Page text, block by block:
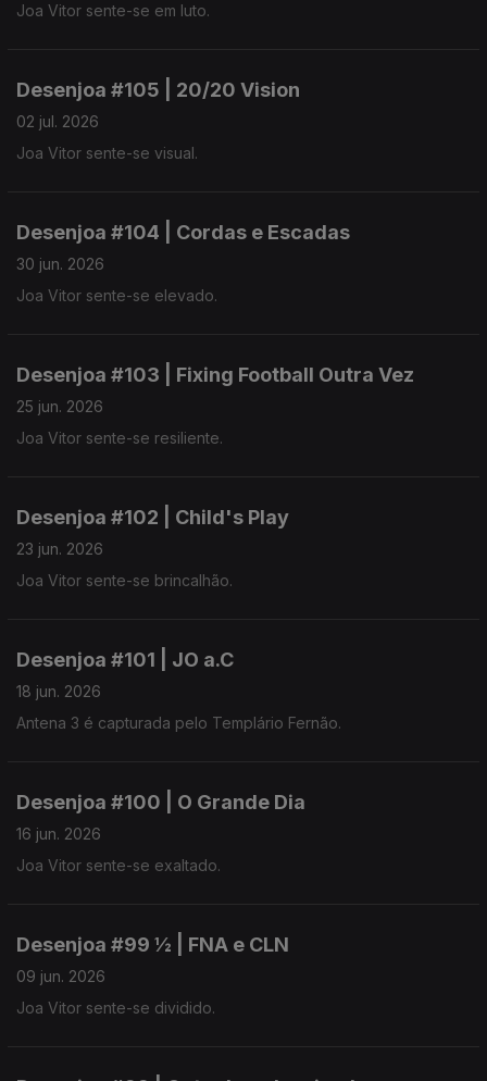
Joa Vitor sente-se em luto.
Desenjoa #105 | 20/20 Vision
02 jul. 2026
Joa Vitor sente-se visual.
Desenjoa #104 | Cordas e Escadas
30 jun. 2026
Joa Vitor sente-se elevado.
Desenjoa #103 | Fixing Football Outra Vez
25 jun. 2026
Joa Vitor sente-se resiliente.
Desenjoa #102 | Child's Play
23 jun. 2026
Joa Vitor sente-se brincalhão.
Desenjoa #101 | JO a.C
18 jun. 2026
Antena 3 é capturada pelo Templário Fernão.
Desenjoa #100 | O Grande Dia
16 jun. 2026
Joa Vitor sente-se exaltado.
Desenjoa #99 ½ | FNA e CLN
09 jun. 2026
Joa Vitor sente-se dividido.